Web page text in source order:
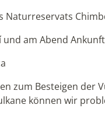
Naturreservats
am Abend
zum Besteigen der
können wir